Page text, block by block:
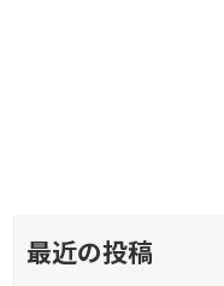
最近の投稿